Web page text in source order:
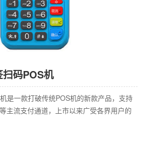
码POS机
是一款打破传统POS机的新款产品，支持
主流支付通道，上市以来广受各界用户的